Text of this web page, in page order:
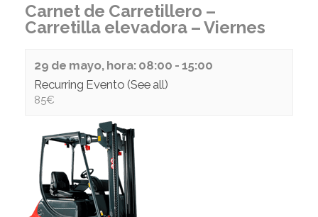
Carnet de Carretillero –
Carretilla elevadora – Viernes
29 de mayo, hora: 08:00 - 15:00
Recurring Evento (See all)
85€